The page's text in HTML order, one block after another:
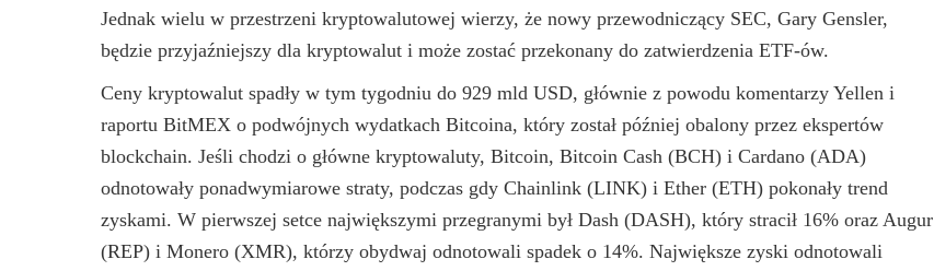
Jednak wielu w przestrzeni kryptowalutowej wierzy, że nowy przewodniczący SEC, Gary Gensler,
będzie przyjaźniejszy dla kryptowalut i może zostać przekonany do zatwierdzenia ETF-ów.
Ceny kryptowalut spadły w tym tygodniu do 929 mld USD, głównie z powodu komentarzy Yellen i
raportu BitMEX o podwójnych wydatkach Bitcoina, który został później obalony przez ekspertów
blockchain. Jeśli chodzi o główne kryptowaluty, Bitcoin, Bitcoin Cash (BCH) i Cardano (ADA)
odnotowały ponadwymiarowe straty, podczas gdy Chainlink (LINK) i Ether (ETH) pokonały trend
zyskami. W pierwszej setce największymi przegranymi był Dash (DASH), który stracił 16% oraz Augur
(REP) i Monero (XMR), którzy obydwaj odnotowali spadek o 14%. Największe zyski odnotowali